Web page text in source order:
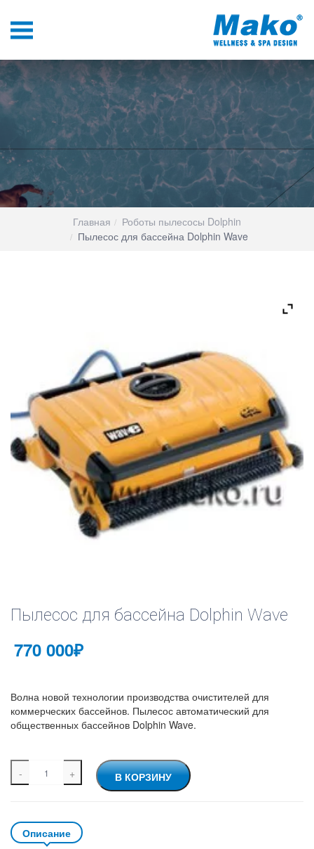
Главная
Роботы пылесосы Dolphin
Пылесос для бассейна Dolphin Wave
Пылесос для бассейна Dolphin Wave
770 000₽
Волна новой технологии производства очистителей для
коммерческих бассейнов. Пылесос автоматический для
общественных бассейнов Dolphin Wave.
товара
бассейна
Dolphin
В КОРЗИНУ
Описание